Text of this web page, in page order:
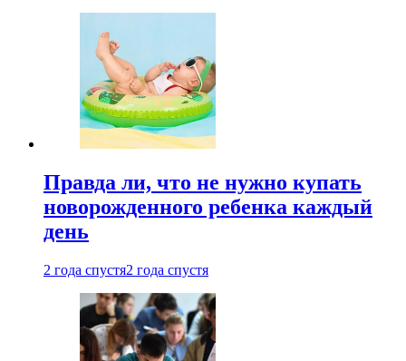
Правда ли, что не нужно купать
новорожденного ребенка каждый
день
2 года спустя2 года спустя